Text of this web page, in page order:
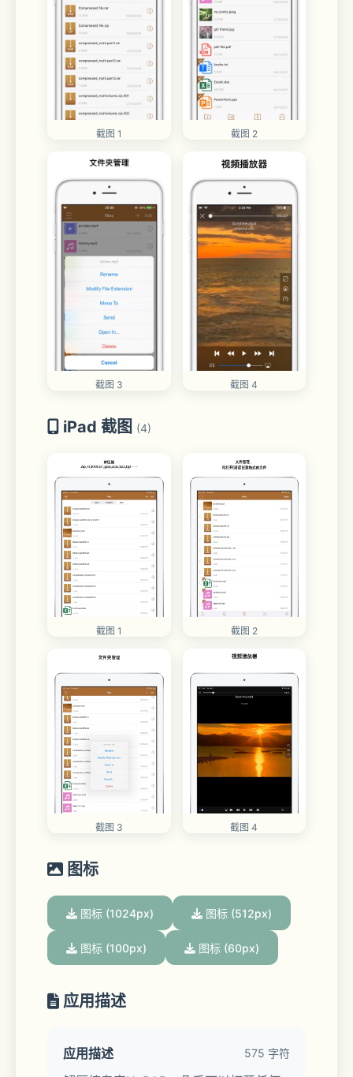
截图 1 截图 2
截图 3 截图 4
iPad 截图 (4)
截图 1 截图 2
截图 3 截图 4
图标
图标 (1024px) 图标 (512px)
图标 (100px) 图标 (60px)
应用描述
应用描述 575 字符